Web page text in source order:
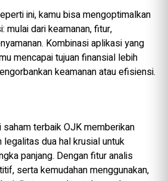
ini, kamu bisa mengoptimalkan
mulai dari keamanan, fitur,
Kombinasi aplikasi yang
mencapai tujuan finansial lebih
keamanan atau efisiensi.
terbaik OJK memberikan
legalitas dua hal krusial untuk
panjang. Dengan fitur analis
serta kemudahan menggunakan,